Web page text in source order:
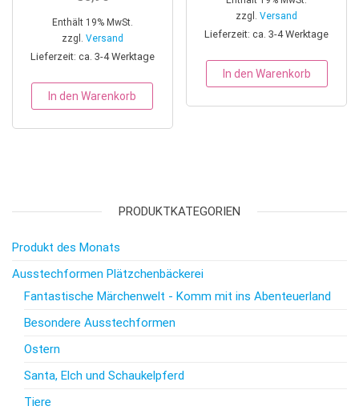
Enthält 19% MwSt.
zzgl. Versand
Lieferzeit: ca. 3-4 Werktage
In den Warenkorb
zzgl.Versand
Lieferzeit: ca. 3-4 Werktage
In den Warenkorb
PRODUKTKATEGORIEN
Produkt des Monats
Ausstechformen Plätzchenbäckerei
Fantastische Märchenwelt - Komm mit ins Abenteuerland
Besondere Ausstechformen
Ostern
Santa, Elch und Schaukelpferd
Tiere